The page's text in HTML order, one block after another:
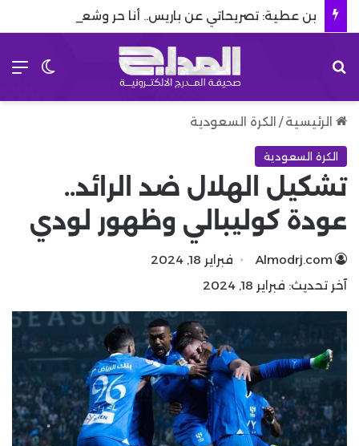
الرئيسية / الكرة السعودية
الكرة السعودية
تشكيل الهلال ضد الرائد..
عودة كوليبالي وظهور لودي
Almodrj.com
فبراير 18, 2024
آخر تحديث: فبراير 18, 2024